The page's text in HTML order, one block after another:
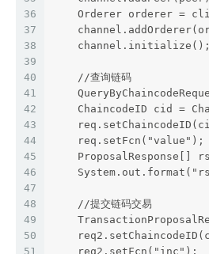
36
37
38
39
40
41
42
43
44
45
46
47
48
49
50
51
Orderer orderer =
    channel.initialize();
    //查询链码
ChaincodeID cid =
    req.setFcn("value");
ProposalResponse[]
    //提交链码交易
    req2.setFcn("inc");